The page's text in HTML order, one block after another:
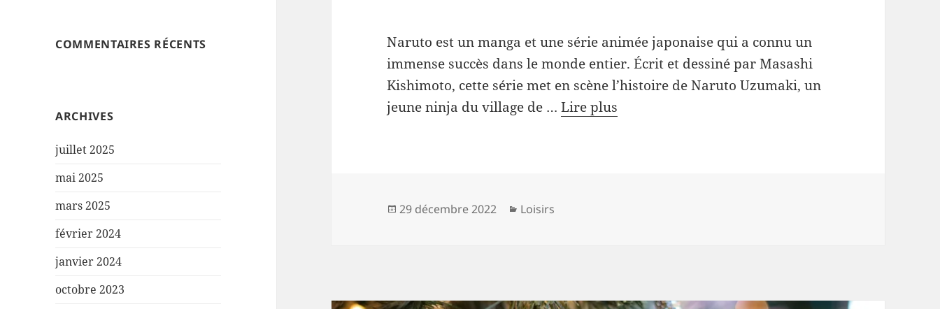
COMMENTAIRES RÉCENTS
ARCHIVES
juillet 2025
mai 2025
mars 2025
février 2024
janvier 2024
octobre 2023
Naruto est un manga et une série animée japonaise qui a connu un
immense succès dans le monde entier. Écrit et dessiné par Masashi
Kishimoto, cette série met en scène l’histoire de Naruto Uzumaki, un
jeune ninja du village de …Lire plus
Publié
29 décembre 2022 Catégories
Loisirs